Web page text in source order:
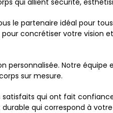
qui allient sécurité,
le partenaire idéal pour
concrétiser votre vision
Notre équipe
sur mesure.
satisfaits qui ont fait
qui correspond à